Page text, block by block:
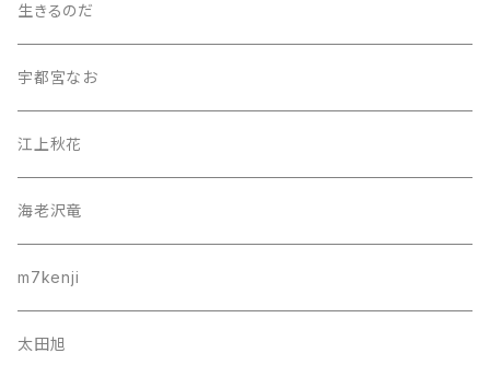
生きるのだ
宇都宮なお
江上秋花
海老沢竜
m7kenji
太田旭